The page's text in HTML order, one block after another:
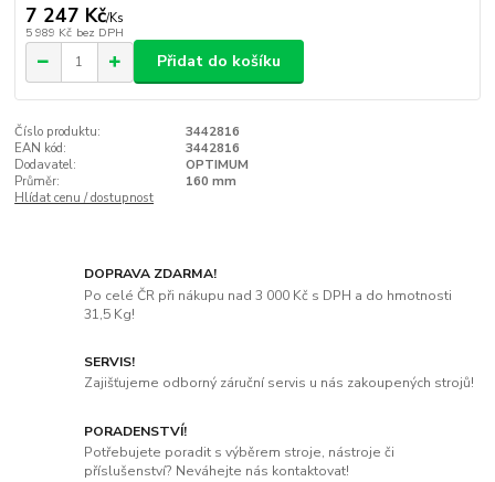
7 247 Kč/Ks
5 989 Kč bez DPH
Přidat do košíku
Číslo produktu:
3442816
EAN kód:
3442816
Dodavatel:
OPTIMUM
Průměr:
160 mm
Hlídat cenu / dostupnost
DOPRAVA ZDARMA!
Po celé ČR při nákupu nad 3 000 Kč s DPH a do hmotnosti
31,5 Kg!
SERVIS!
Zajišťujeme odborný záruční servis u nás zakoupených strojů!
PORADENSTVÍ!
Potřebujete poradit s výběrem stroje, nástroje či
příslušenství? Neváhejte nás kontaktovat!